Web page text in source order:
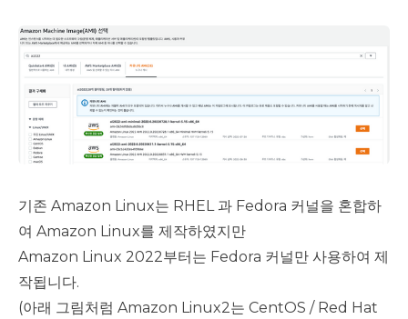
기존 Amazon Linux는 RHEL 과 Fedora 커널을 혼합하
여 Amazon Linux를 제작하였지만
Amazon Linux 2022부터는 Fedora 커널만 사용하여 제
작됩니다.
(아래 그림처럼 Amazon Linux2는 CentOS / Red Hat